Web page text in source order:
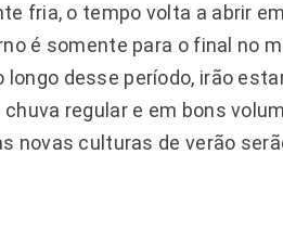
fria, o tempo volta a abrir
é somente para o final no
longo desse período, irão
regular e em bons
novas culturas de verão